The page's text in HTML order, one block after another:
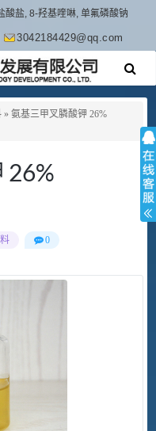
酸盐, 8-羟基喹啉, 单氟磷酸钠
3042184429@qq.com
» 氨基三甲叉膦酸钾 26%
26%
0